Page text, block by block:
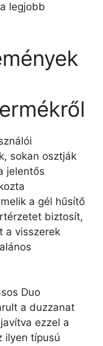
legjobb
sokan osztják
jelentős
a gél hűsítő
biztosít,
a visszerek
Duo
a duzzanat
ezzel a
ilyen típusú